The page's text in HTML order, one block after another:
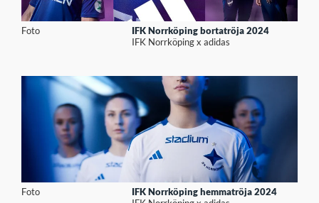
Foto
IFK Norrköping bortatröja 2024
IFK Norrköping x adidas
Foto
IFK Norrköping hemmatröja 2024